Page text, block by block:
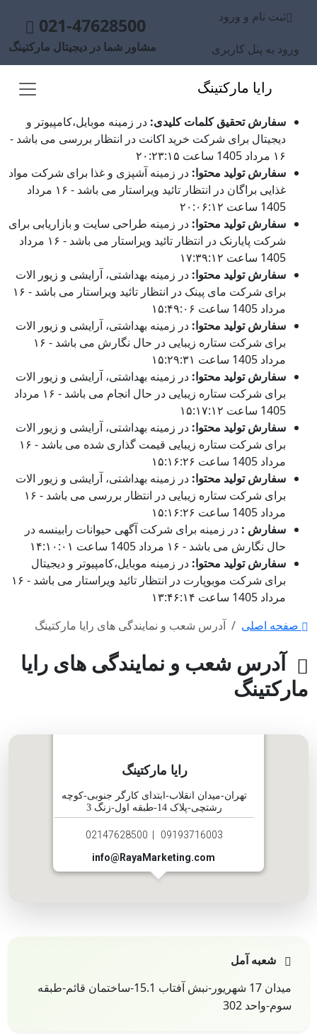
ثبت نام و ورود
ورود به پنل کاربری
021-47628500
مشاور شما در دیجیتال مارکتینگ
رایا مارکتینگ
سفارش تحقیق کلمات کلیدی: در زمینه موبایل،کامپیوتر و
دیجیتال برای شرکت خرید اکانت در انتظار بررسی می باشد -
۱۶ مرداد 1405 ساعت ۲۰:۲۳:۱۵
سفارش تولید محتوا: در زمینه آشپزی و غذا برای شرکت مواد
غذایی براگان در انتظار تائید ویراستار می باشد - ۱۶ مرداد
1405 ساعت ۲۰:۰۶:۱۲
سفارش تولید محتوا: در زمینه طراحی سایت و بازاریابی برای
شرکت پایارنک در انتظار تائید ویراستار می باشد - ۱۶ مرداد
1405 ساعت ۱۷:۳۹:۱۲
سفارش تولید محتوا: در زمینه بهداشتی، آرایشی و زیور الات
برای شرکت مای پینک در انتظار تائید ویراستار می باشد - ۱۶
مرداد 1405 ساعت ۱۵:۴۹:۰۶
سفارش تولید محتوا: در زمینه بهداشتی، آرایشی و زیور الات
برای شرکت ستاره زیبایی در حال نگارش می باشد - ۱۶
مرداد 1405 ساعت ۱۵:۲۹:۳۱
سفارش تولید محتوا: در زمینه بهداشتی، آرایشی و زیور الات
برای شرکت ستاره زیبایی در حال انجام می باشد - ۱۶ مرداد
1405 ساعت ۱۵:۱۷:۱۲
سفارش تولید محتوا: در زمینه بهداشتی، آرایشی و زیور الات
برای شرکت ستاره زیبایی قیمت گذاری شده می باشد - ۱۶
مرداد 1405 ساعت ۱۵:۱۶:۲۶
سفارش تولید محتوا: در زمینه بهداشتی، آرایشی و زیور الات
برای شرکت ستاره زیبایی در انتظار بررسی می باشد - ۱۶
مرداد 1405 ساعت ۱۵:۱۶:۲۶
سفارش : در زمینه برای شرکت آگهی حیوانات رابینسه در
حال نگارش می باشد - ۱۶ مرداد 1405 ساعت ۱۴:۱۰:۰۱
سفارش تولید محتوا: در زمینه موبایل،کامپیوتر و دیجیتال
برای شرکت موبوپارت در انتظار تائید ویراستار می باشد - ۱۶
مرداد 1405 ساعت ۱۳:۴۶:۱۴
صفحه اصلی
آدرس شعب و نمایندگی های رایا مارکتینگ
آدرس شعب و نمایندگی های رایا
مارکتینگ
رایا مارکتینگ
تهران-میدان انقلاب-ابتدای کارگر جنوبی-کوچه
رشتچی-پلاک 14-طبقه اول-زنگ 3
09193716003
02147628500
info@RayaMarketing.com
شعبه آمل
میدان 17 شهریور-نبش آفتاب 15.1-ساختمان قائم-طبقه
سوم-واحد 302